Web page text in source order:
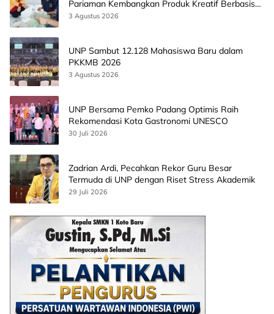
Pariaman Kembangkan Produk Kreatif Berbasis
AI
3 Agustus 2026
UNP Sambut 12.128 Mahasiswa Baru dalam
PKKMB 2026
3 Agustus 2026
UNP Bersama Pemko Padang Optimis Raih
Rekomendasi Kota Gastronomi UNESCO
30 Juli 2026
Zadrian Ardi, Pecahkan Rekor Guru Besar
Termuda di UNP dengan Riset Stress Akademik
29 Juli 2026